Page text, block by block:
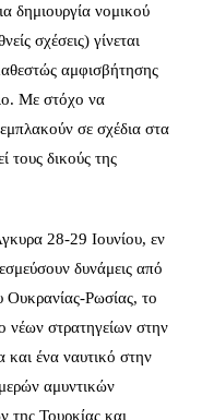
δημιουργία νομικού
σχέσεις) γίνεται
αμφισβήτησης
Με στόχο να
σε σχέδια στα
τους δικούς της
28-29 Ιουνίου, εν
δυνάμεις από
Ουκρανίας-Ρωσίας, το
νέων στρατηγείων στην
ένα ναυτικό στην
αμυντικών
της Τουρκίας και